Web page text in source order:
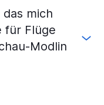
das mich
für Flüge
Modlin